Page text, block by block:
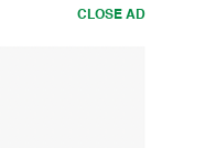
CLOSE AD